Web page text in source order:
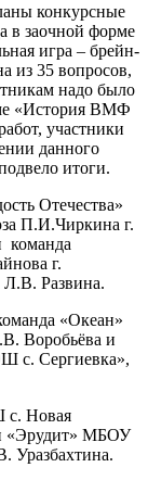
конкурсные
в заочной форме
игра – брейн-
из 35 вопросов,
надо было
«История ВМФ
участники
данного
итоги.
Отечества»
П.И.Чиркина г.
команда
г.
Развина.
«Океан»
Воробьёва и
с. Сергиевка»,
Новая
«Эрудит» МБОУ
Уразбахтина.